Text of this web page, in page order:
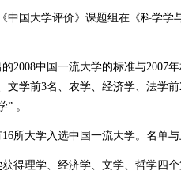
中国大学评价》课题组在《科学学
2008中国一流大学的标准与2007
文学前3名、农学、经济学、法学
。
所大学入选中国一流大学。名单
获得理学、经济学、文学、哲学四